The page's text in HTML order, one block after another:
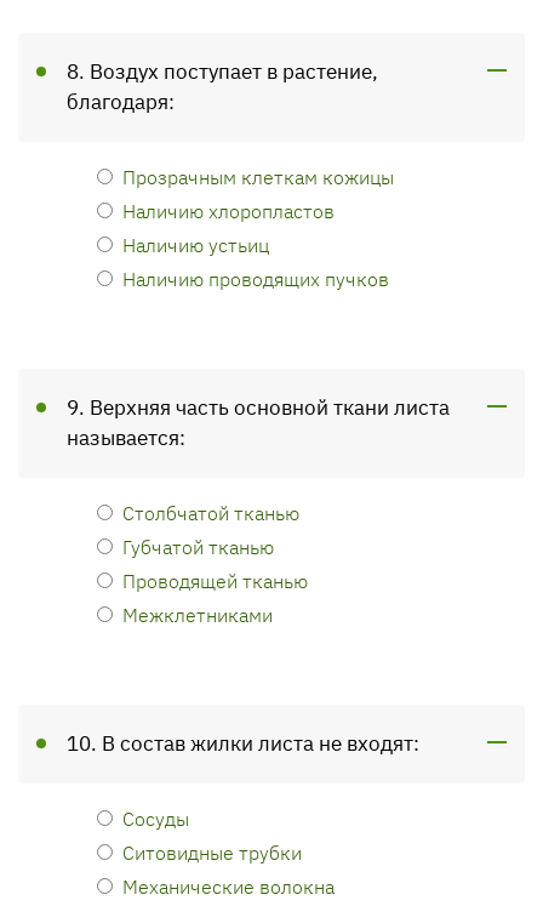
8. Воздух поступает в растение,
благодаря:
Прозрачным клеткам кожицы
Наличию хлоропластов
Наличию устьиц
Наличию проводящих пучков
9. Верхняя часть основной ткани листа
называется:
Столбчатой тканью
Губчатой тканью
Проводящей тканью
Межклетниками
10. В состав жилки листа не входят:
Сосуды
Ситовидные трубки
Механические волокна